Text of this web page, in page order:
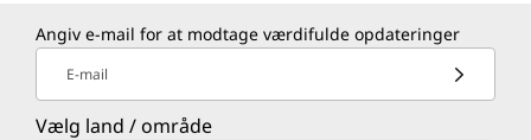
Angiv e-mail for at modtage værdifulde opdateringer
E-mail
Vælg land / område